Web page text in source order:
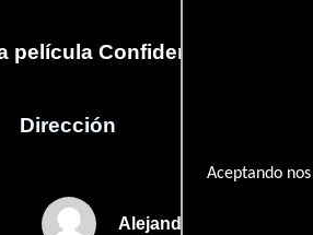
Aceptando
película Confidencias de un
Dirección
Alejandro Galindo